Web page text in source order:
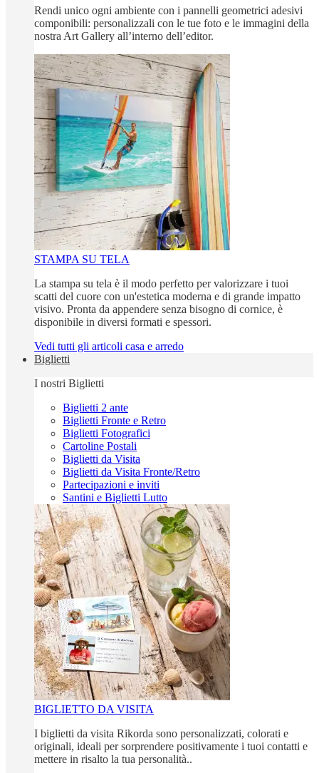
Rendi unico ogni ambiente con i pannelli geometrici adesivi
componibili: personalizzali con le tue foto e le immagini della
nostra Art Gallery all’interno dell’editor.
STAMPA SU TELA
La stampa su tela è il modo perfetto per valorizzare i tuoi
scatti del cuore con un'estetica moderna e di grande impatto
visivo. Pronta da appendere senza bisogno di cornice, è
disponibile in diversi formati e spessori.
Vedi tutti gli articoli casa e arredo
Biglietti
I nostri Biglietti
Biglietti 2 ante
Biglietti Fronte e Retro
Biglietti Fotografici
Cartoline Postali
Biglietti da Visita
Biglietti da Visita Fronte/Retro
Partecipazioni e inviti
Santini e Biglietti Lutto
BIGLIETTO DA VISITA
I biglietti da visita Rikorda sono personalizzati, colorati e
originali, ideali per sorprendere positivamente i tuoi contatti e
mettere in risalto la tua personalità..